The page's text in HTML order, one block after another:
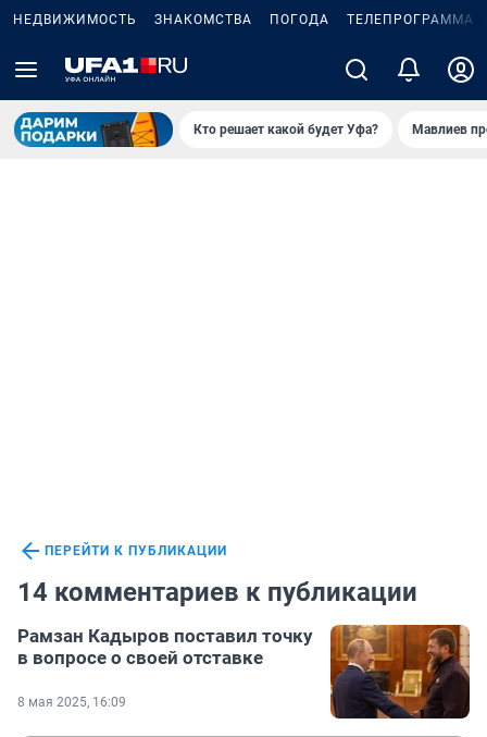
НЕДВИЖИМОСТЬ ЗНАКОМСТВА ПОГОДА ТЕЛЕПРОГРАММА
Кто решает какой будет Уфа? Мавлиев
ПЕРЕЙТИ К ПУБЛИКАЦИИ
14 комментариев к публикации
Рамзан Кадыров поставил точку
в вопросе о своей отставке
8 мая 2025, 16:09